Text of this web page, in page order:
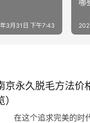
3月31日 下午7:43
哪
京永久脱毛方法价
）
在这个追求完美的时代